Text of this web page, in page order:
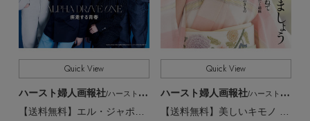
Quick View
ハースト婦人画報社/ハーストフジンガホウシャ
Quick View
ハースト婦人画報社/ハーストフジンガホウシャ